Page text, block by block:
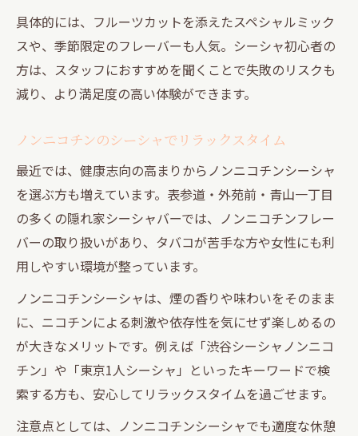
具体的には、フルーツカットを添えたスペシャルミック
スや、季節限定のフレーバーも人気。シーシャ初心者の
方は、スタッフにおすすめを聞くことで失敗のリスクも
減り、より満足度の高い体験ができます。
ノンニコチンのシーシャでリラックスタイム
最近では、健康志向の高まりからノンニコチンシーシャ
を選ぶ方も増えています。表参道・外苑前・青山一丁目
の多くの隠れ家シーシャバーでは、ノンニコチンフレー
バーの取り扱いがあり、タバコが苦手な方や女性にも利
用しやすい環境が整っています。
ノンニコチンシーシャは、煙の香りや味わいをそのまま
に、ニコチンによる刺激や依存性を気にせず楽しめるの
が大きなメリットです。例えば「渋谷シーシャノンニコ
チン」や「東京1人シーシャ」といったキーワードで検
索する方も、安心してリラックスタイムを過ごせます。
注意点としては、ノンニコチンシーシャでも適度な休憩